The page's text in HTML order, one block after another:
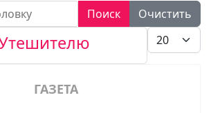
Поиск
Очистить
Кол-во
ГАЗЕТА